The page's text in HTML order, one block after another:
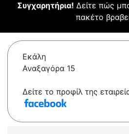
Συγχαρητήρια! Δείτε πώς
πακέτο
Εκάλη
Αναξαγόρα 15
Δείτε το προφίλ της